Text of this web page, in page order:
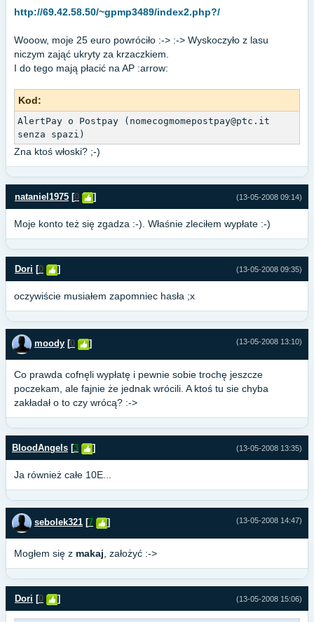
http://69.42.58.50/~gpmp3489/index2.php?/
Wooow, moje 25 euro powróciło :-> :-> Wyskoczyło z lasu
niczym zająć ukryty za krzaczkiem.
I do tego mają płacić na AP :arrow:
Kod:
AlertPay o Postpay ( nomecogmomepostpay@ptc.it
senza spazi)
Zna ktoś włoski? ;-)
(13-05-2008 09:14)
nataniel1975 [0 ]
Moje konto też się zgadza :-). Właśnie zleciłem wypłate :-)
(13-05-2008 09:35)
Dori [0 ]
oczywiście musiałem zapomniec hasła ;x
(13-05-2008 13:10)
moody [0 ]
Co prawda cofnęli wypłatę i pewnie sobie trochę jeszcze
poczekam, ale fajnie że jednak wrócili. A ktoś tu sie chyba
zakładał o to czy wrócą? :->
(13-05-2008 13:35)
BloodAngels [3 ]
Ja również całe 10E...
(13-05-2008 14:47)
sebolek321 [7 ]
Mogłem się z makaj , założyć :->
(13-05-2008 15:06)
Dori [0 ]